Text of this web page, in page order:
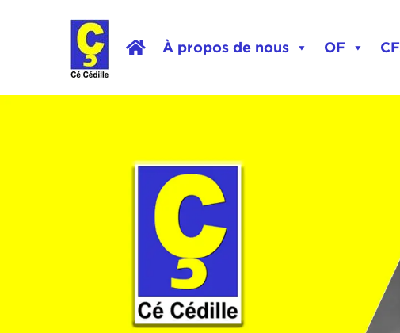
À propos de nous OF